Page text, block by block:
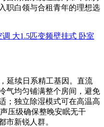
职白领与合租青年的理想选
大1.5匹变频壁挂式 卧室
延续日系精工基因。直流
气均匀铺满整个房间，避免
；独立除湿模式可在高温高
压级确保整晚安眠无干
市新锐人群。